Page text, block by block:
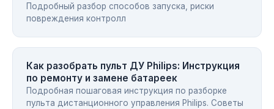
Подробный разбор способов запуска, риски
повреждения контролл
Как разобрать пульт ДУ Philips: Инструкция
по ремонту и замене батареек
Подробная пошаговая инструкция по разборке
пульта дистанционного управления Philips. Советы